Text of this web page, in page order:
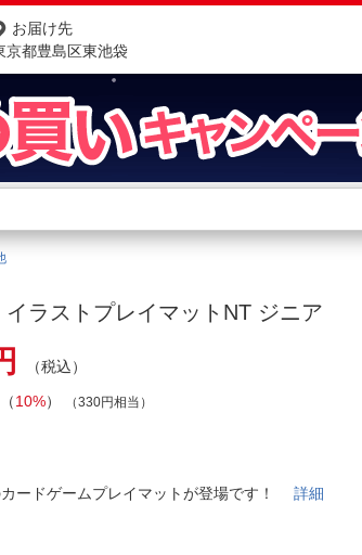
お届け先
京都豊島区東池袋
さがす
グからさがす
一覧からさがす
サポート
質問・お問合せ
ラストプレイマットNT ジニア
（税込）
（10%） （330円相当）
カードゲームプレイマットが登場です！詳細